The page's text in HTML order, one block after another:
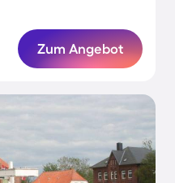
Zum Angebot